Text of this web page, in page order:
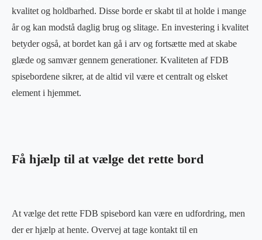
kvalitet og holdbarhed. Disse borde er skabt til at holde i mange
år og kan modstå daglig brug og slitage. En investering i kvalitet
betyder også, at bordet kan gå i arv og fortsætte med at skabe
glæde og samvær gennem generationer. Kvaliteten af FDB
spisebordene sikrer, at de altid vil være et centralt og elsket
element i hjemmet.
Få hjælp til at vælge det rette bord
At vælge det rette FDB spisebord kan være en udfordring, men
der er hjælp at hente. Overvej at tage kontakt til en